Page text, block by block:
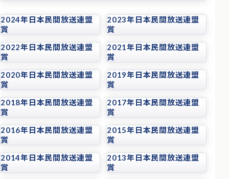
2024年日本民間放送連盟
賞
2023年日本民間放送連盟
賞
2022年日本民間放送連盟
賞
2021年日本民間放送連盟
賞
2020年日本民間放送連盟
賞
2019年日本民間放送連盟
賞
2018年日本民間放送連盟
賞
2017年日本民間放送連盟
賞
2016年日本民間放送連盟
賞
2015年日本民間放送連盟
賞
2014年日本民間放送連盟
賞
2013年日本民間放送連盟
賞